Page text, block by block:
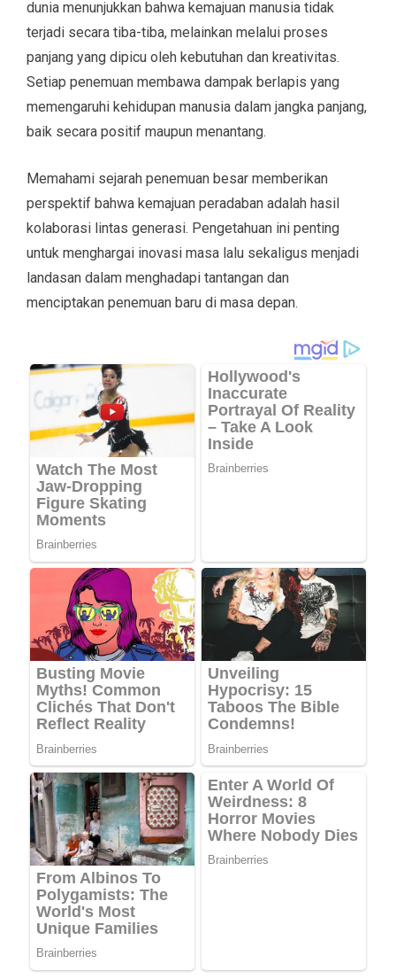
dunia menunjukkan bahwa kemajuan manusia tidak
terjadi secara tiba-tiba, melainkan melalui proses
panjang yang dipicu oleh kebutuhan dan kreativitas.
Setiap penemuan membawa dampak berlapis yang
memengaruhi kehidupan manusia dalam jangka panjang,
baik secara positif maupun menantang.
Memahami sejarah penemuan besar memberikan
perspektif bahwa kemajuan peradaban adalah hasil
kolaborasi lintas generasi. Pengetahuan ini penting
untuk menghargai inovasi masa lalu sekaligus menjadi
landasan dalam menghadapi tantangan dan
menciptakan penemuan baru di masa depan.